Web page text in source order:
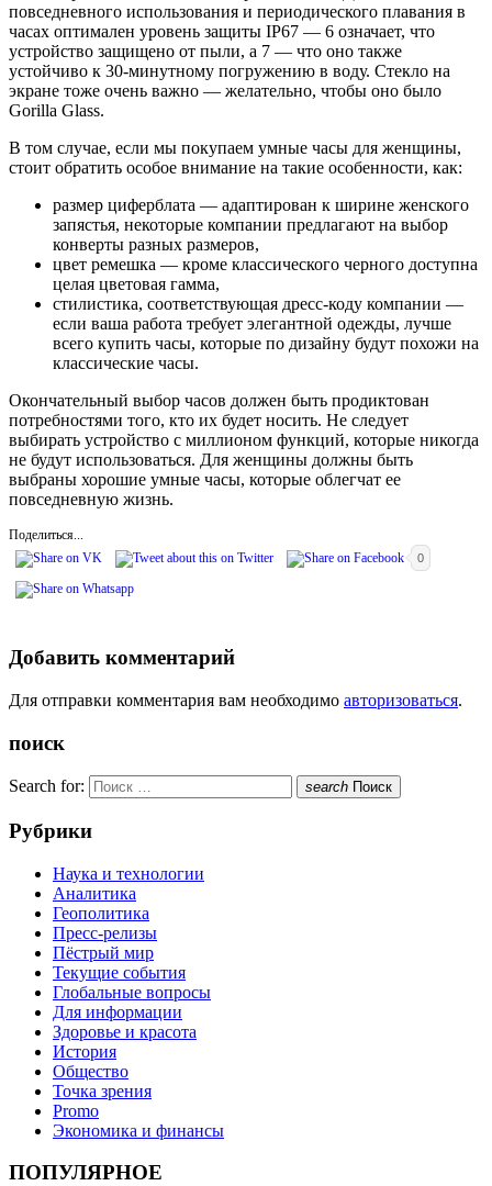
повседневного использования и периодического плавания в
часах оптимален уровень защиты IP67 — 6 означает, что
устройство защищено от пыли, а 7 — что оно также
устойчиво к 30-минутному погружению в воду. Стекло на
экране тоже очень важно — желательно, чтобы оно было
Gorilla Glass.
В том случае, если мы покупаем умные часы для женщины,
стоит обратить особое внимание на такие особенности, как:
размер циферблата — адаптирован к ширине женского
запястья, некоторые компании предлагают на выбор
конверты разных размеров,
цвет ремешка — кроме классического черного доступна
целая цветовая гамма,
стилистика, соответствующая дресс-коду компании —
если ваша работа требует элегантной одежды, лучше
всего купить часы, которые по дизайну будут похожи на
классические часы.
Окончательный выбор часов должен быть продиктован
потребностями того, кто их будет носить. Не следует
выбирать устройство с миллионом функций, которые никогда
не будут использоваться. Для женщины должны быть
выбраны хорошие умные часы, которые облегчат ее
повседневную жизнь.
Поделиться...
0
Добавить комментарий
Для отправки комментария вам необходимо авторизоваться.
поиск
Search for: search Поиск
Рубрики
Наука и технологии
Аналитика
Геополитика
Пресс-релизы
Пёстрый мир
Текущие события
Глобальные вопросы
Для информации
Здоровье и красота
История
Общество
Точка зрения
Promo
Экономика и финансы
ПОПУЛЯРНОЕ